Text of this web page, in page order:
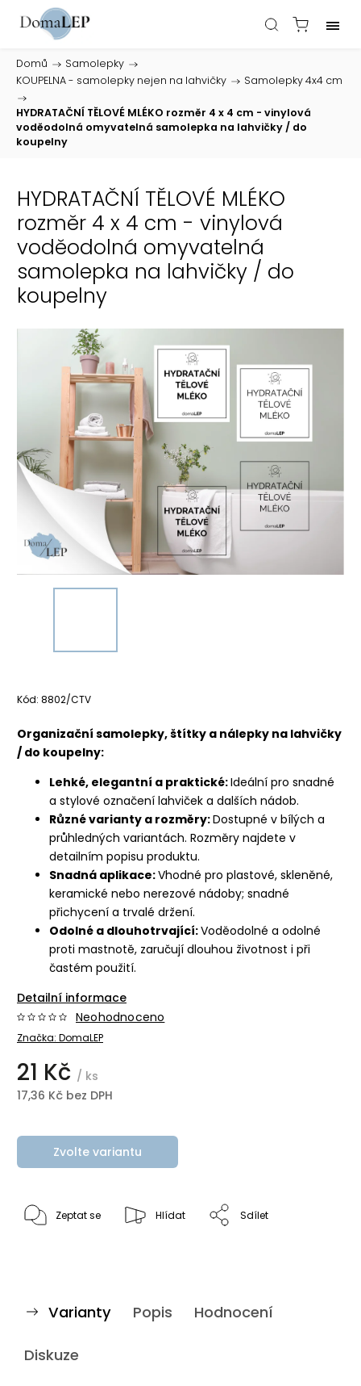
Domů / Samolepky /
KOUPELNA - samolepky nejen na lahvičky /
Samolepky 4x4 cm
/
HYDRATAČNÍ TĚLOVÉ MLÉKO rozměr 4 x 4 cm - vinylová
voděodolná omyvatelná samolepka na lahvičky / do
koupelny
HYDRATAČNÍ TĚLOVÉ MLÉKO
rozměr 4 x 4 cm - vinylová
voděodolná omyvatelná
samolepka na lahvičky / do
koupelny
Kód: 8802/CTV
Organizační samolepky, štítky a nálepky na lahvičky
/ do koupelny:
Lehké, elegantní a praktické:Ideální pro snadné
a stylové označení lahviček a dalších nádob.
Různé varianty a rozměry:Dostupné v bílých a
průhledných variantách. Rozměry najdete v
detailním popisu produktu.
Snadná aplikace:Vhodné pro plastové, skleněné,
keramické nebo nerezové nádoby; snadné
přichycení a trvalé držení.
Odolné a dlouhotrvající:Voděodolné a odolné
proti mastnotě, zaručují dlouhou životnost i při
častém použití.
Detailní informace
Značka: DomaLEP
Neohodnoceno
21 Kč / ks
17,36 Kč bez DPH
Zvolte variantu
Zeptat se Hlídat Sdílet
Varianty Popis Hodnocení
Diskuze